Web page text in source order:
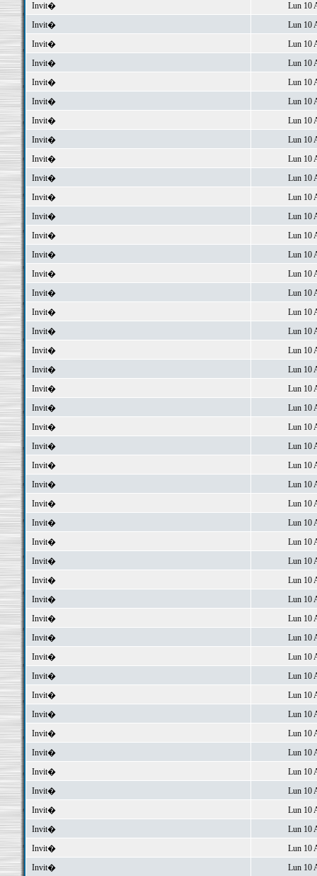
Invit�
Lun 10
Invit�
Lun 10
Invit�
Lun 10
Invit�
Lun 10
Invit�
Lun 10
Invit�
Lun 10
Invit�
Lun 10
Invit�
Lun 10
Invit�
Lun 10
Invit�
Lun 10
Invit�
Lun 10
Invit�
Lun 10
Invit�
Lun 10
Invit�
Lun 10
Invit�
Lun 10
Invit�
Lun 10
Invit�
Lun 10
Invit�
Lun 10
Invit�
Lun 10
Invit�
Lun 10
Invit�
Lun 10
Invit�
Lun 10
Invit�
Lun 10
Invit�
Lun 10
Invit�
Lun 10
Invit�
Lun 10
Invit�
Lun 10
Invit�
Lun 10
Invit�
Lun 10
Invit�
Lun 10
Invit�
Lun 10
Invit�
Lun 10
Invit�
Lun 10
Invit�
Lun 10
Invit�
Lun 10
Invit�
Lun 10
Invit�
Lun 10
Invit�
Lun 10
Invit�
Lun 10
Invit�
Lun 10
Invit�
Lun 10
Invit�
Lun 10
Invit�
Lun 10
Invit�
Lun 10
Invit�
Lun 10
Invit�
Lun 10